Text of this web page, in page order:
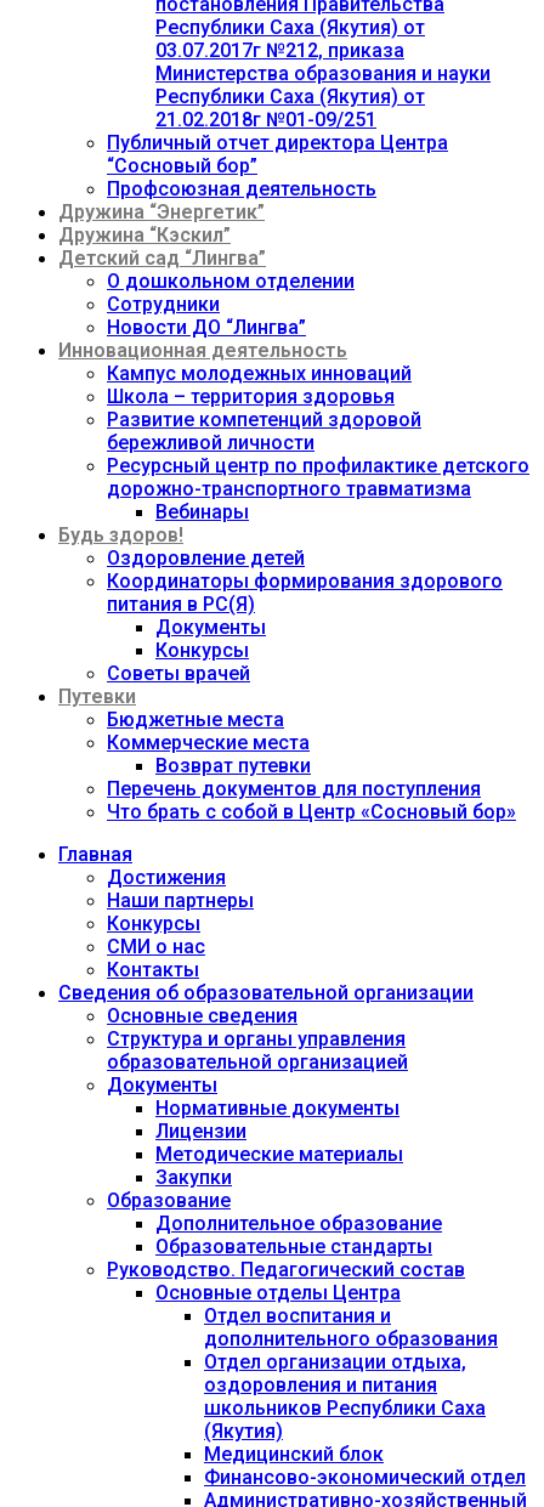
Республики Саха (Якутия) от
03.07.2017г №212, приказа
Министерства образования и науки
Республики Саха (Якутия) от
21.02.2018г №01-09/251
Публичный отчет директора Центра
“Сосновый бор”
Профсоюзная деятельность
Дружина “Энергетик”
Дружина “Кэскил”
Детский сад “Лингва”
О дошкольном отделении
Сотрудники
Новости ДО “Лингва”
Инновационная деятельность
Кампус молодежных инноваций
Школа – территория здоровья
Развитие компетенций здоровой
бережливой личности
Ресурсный центр по профилактике детского
дорожно-транспортного травматизма
Вебинары
Будь здоров!
Оздоровление детей
Координаторы формирования здорового
питания в РС(Я)
Документы
Конкурсы
Советы врачей
Путевки
Бюджетные места
Коммерческие места
Возврат путевки
Перечень документов для поступления
Что брать с собой в Центр «Сосновый бор»
Главная
Достижения
Наши партнеры
Конкурсы
СМИ о нас
Контакты
Сведения об образовательной организации
Основные сведения
Структура и органы управления
образовательной организацией
Документы
Нормативные документы
Лицензии
Методические материалы
Закупки
Образование
Дополнительное образование
Образовательные стандарты
Руководство. Педагогический состав
Основные отделы Центра
Отдел воспитания и
дополнительного образования
Отдел организации отдыха,
оздоровления и питания
школьников Республики Саха
(Якутия)
Медицинский блок
Финансово-экономический отдел
Административно-хозяйственный